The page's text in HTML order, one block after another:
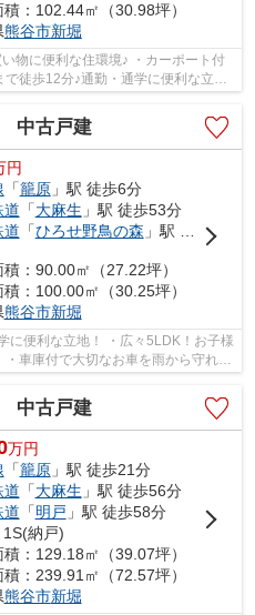
積：102.44㎡（30.98坪）
熊谷市新堀
物に便利な住環境♪ ・カーポート付
徒歩12分♪通勤・通学に便利な立
中古戸建
円
「籠原」駅 徒歩6分
道 「大麻生 」駅 徒歩53分
道 「ひろせ野鳥の森 」駅 徒歩58分
：90.00㎡（27.22坪）
積：100.00㎡（30.25坪）
熊谷市新堀
に便利な立地！ ・広々5LDK！お子様
車庫付で大切なお車を雨から守れま
ださい♪ 駅...
中古戸建
万円
「籠原」駅 徒歩21分
道 「大麻生 」駅 徒歩56分
道 「明戸 」駅 徒歩58分
納戸)
：129.18㎡（39.07坪）
積：239.91㎡（72.57坪）
熊谷市新堀